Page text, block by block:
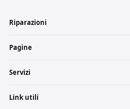
Riparazioni
Pagine
Servizi
Link utili